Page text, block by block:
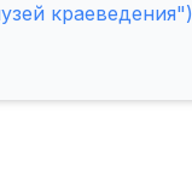
краеведения")